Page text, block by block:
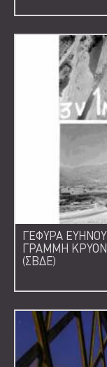
ΓΕΦΥΡΑ
ΓΡΑΜΜΗ
(ΣΒΔΕ)